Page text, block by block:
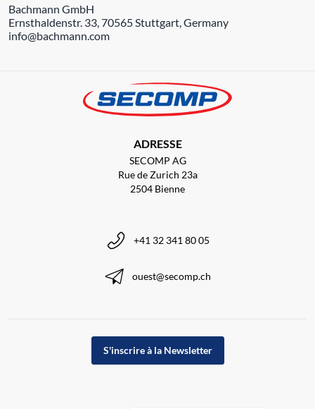
Bachmann GmbH
Ernsthaldenstr. 33, 70565 Stuttgart, Germany
info@bachmann.com
ADRESSE
SECOMP AG
Rue de Zurich 23a
2504 Bienne
+41 32 341 80 05
ouest@secomp.ch
S'inscrire à la Newsletter